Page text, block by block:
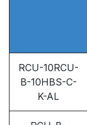
RCU-10RCU-
B-10HBS-C-
K-AL